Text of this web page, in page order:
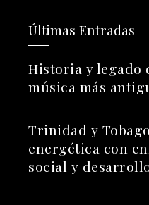
Últimas Entradas
Historia y legado
música más
Trinidad y
energética con
social y